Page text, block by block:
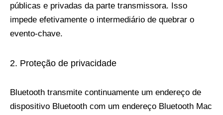
públicas e privadas da parte transmissora. Isso
impede efetivamente o intermediário de quebrar o
evento-chave.
Proteção de privacidade
Bluetooth transmite continuamente um endereço de
dispositivo Bluetooth com um endereço Bluetooth Mac